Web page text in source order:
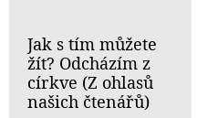
Jak s tím můžete
žít? Odcházím z
církve (Z ohlasů
našich čtenářů)